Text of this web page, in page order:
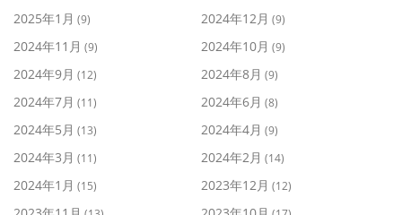
2025年1月 (9) 2024年12月 (9)
2024年11月 (9) 2024年10月 (9)
2024年9月 (12) 2024年8月 (9)
2024年7月 (11) 2024年6月 (8)
2024年5月 (13) 2024年4月 (9)
2024年3月 (11) 2024年2月 (14)
2024年1月 (15) 2023年12月 (12)